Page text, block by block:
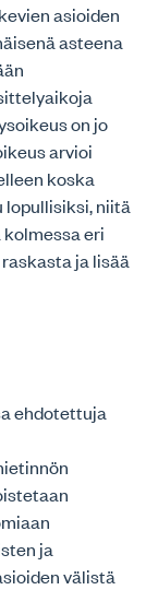
asioiden
asteena
on jo
arvioi
koska
niitä
eri
ja lisää
ehdotettuja
ja
välistä